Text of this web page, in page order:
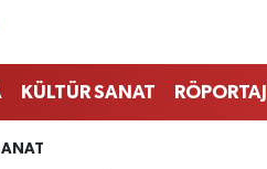
KÜLTÜR SANAT RÖPORTAJ